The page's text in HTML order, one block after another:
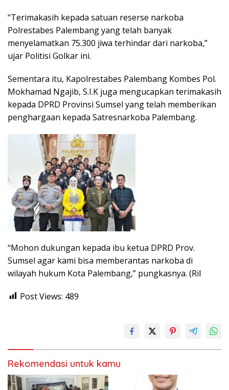
“Terimakasih kepada satuan reserse narkoba
Polrestabes Palembang yang telah banyak
menyelamatkan 75.300 jiwa terhindar dari narkoba,”
ujar Politisi Golkar ini.
Sementara itu, Kapolrestabes Palembang Kombes Pol.
Mokhamad Ngajib, S.I.K juga mengucapkan terimakasih
kepada DPRD Provinsi Sumsel yang telah memberikan
penghargaan kepada Satresnarkoba Palembang.
“Mohon dukungan kepada ibu ketua DPRD Prov.
Sumsel agar kami bisa memberantas narkoba di
wilayah hukum Kota Palembang,” pungkasnya. (Ril
Post Views: 489
Rekomendasi untuk kamu